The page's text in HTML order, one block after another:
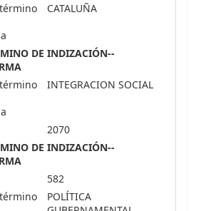
CATALUÑA
DE INDIZACIÓN--
INTEGRACION SOCIAL
2070
DE INDIZACIÓN--
582
POLÍTICA